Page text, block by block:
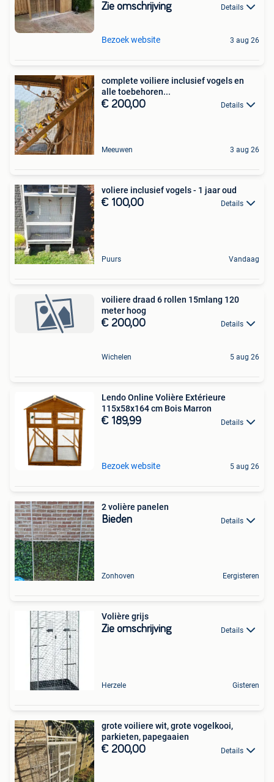
Zie omschrijving Details
Bezoek website 3 aug 26
complete voiliere inclusief vogels en
alle toebehoren...
€ 200,00 Details
Meeuwen 3 aug 26
voliere inclusief vogels - 1 jaar oud
€ 100,00 Details
Puurs Vandaag
voiliere draad 6 rollen 15mlang 120
meter hoog
€ 200,00 Details
Wichelen 5 aug 26
Lendo Online Volière Extérieure
115x58x164 cm Bois Marron
€ 189,99 Details
Bezoek website 5 aug 26
2 volière panelen
Bieden Details
Zonhoven Eergisteren
Volière grijs
Zie omschrijving Details
Herzele Gisteren
grote voiliere wit, grote vogelkooi,
parkieten, papegaaien
€ 200,00 Details